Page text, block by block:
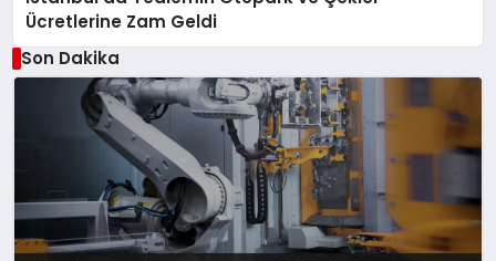
Ücretlerine Zam Geldi
Son Dakika